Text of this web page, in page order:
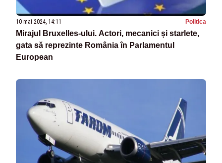
10 mai 2024, 14:11 Politica
Mirajul Bruxelles-ului. Actori, mecanici și starlete,
gata să reprezinte România în Parlamentul
European